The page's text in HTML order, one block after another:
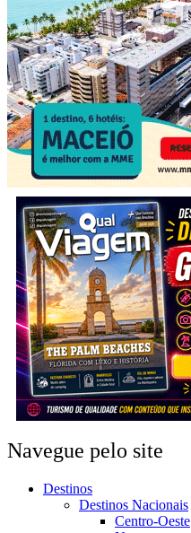
Navegue pelo site
Destinos
Destinos Nacionais
Centro-Oeste